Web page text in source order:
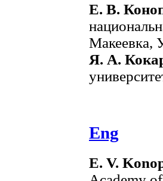
Е. В.
Макеевка,
Я. А.
Eng
E. V.